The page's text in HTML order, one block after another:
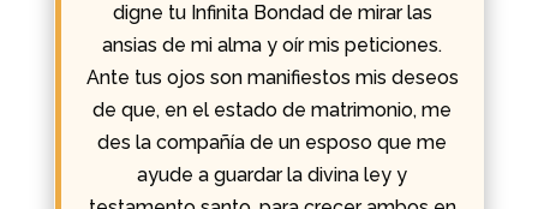
digne tu Infinita Bondad de mirar las
ansias de mi alma y oír mis peticiones.
Ante tus ojos son manifiestos mis deseos
de que, en el estado de matrimonio, me
des la compañía de un esposo que me
ayude a guardar la divina ley y